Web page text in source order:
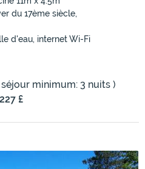
du 17ème siècle,
d'eau, internet Wi-Fi
séjour minimum: 3 nuits )
£